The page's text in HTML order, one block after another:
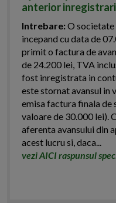
anterior
Intrebare:O
incepand cu data de
primit o factura de
de 24.200 lei, TVA
fost inregistrata in
este stornat avansul in
emisa factura finala
valoare de 30.000 lei).
aferenta avansului din
acest lucru si, daca...
vezi AICI raspunsul